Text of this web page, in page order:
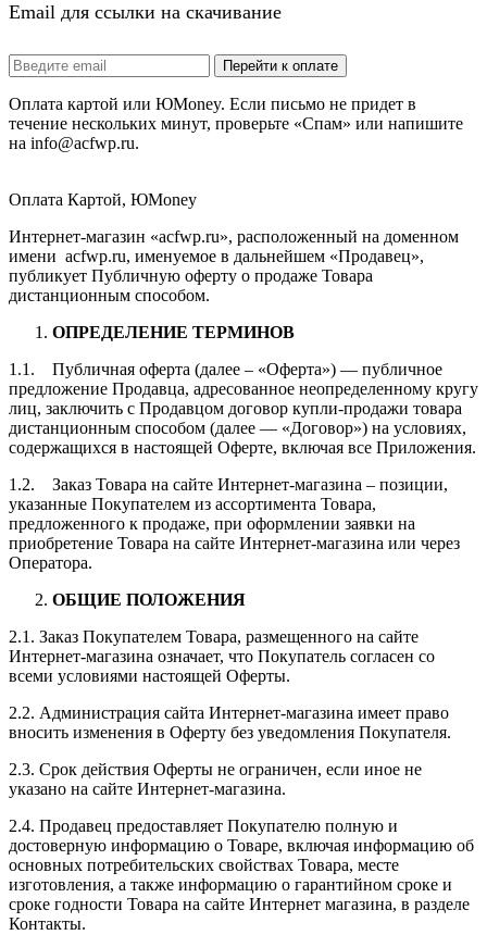
Email для ссылки на скачивание
Оплата картой или ЮMoney. Если письмо не придет в
течение нескольких минут, проверьте «Спам» или напишите
на info@acfwp.ru.
Оплата Картой, ЮMoney
Интернет-магазин «acfwp.ru», расположенный на доменном
имени acfwp.ru, именуемое в дальнейшем «Продавец»,
публикует Публичную оферту о продаже Товара
дистанционным способом.
ОПРЕДЕЛЕНИЕ ТЕРМИНОВ
1.1. Публичная оферта (далее – «Оферта») — публичное
предложение Продавца, адресованное неопределенному кругу
лиц, заключить с Продавцом договор купли-продажи товара
дистанционным способом (далее — «Договор») на условиях,
содержащихся в настоящей Оферте, включая все Приложения.
1.2. Заказ Товара на сайте Интернет-магазина – позиции,
указанные Покупателем из ассортимента Товара,
предложенного к продаже, при оформлении заявки на
приобретение Товара на сайте Интернет-магазина или через
Оператора.
ОБЩИЕ ПОЛОЖЕНИЯ
2.1. Заказ Покупателем Товара, размещенного на сайте
Интернет-магазина означает, что Покупатель согласен со
всеми условиями настоящей Оферты.
2.2. Администрация сайта Интернет-магазина имеет право
вносить изменения в Оферту без уведомления Покупателя.
2.3. Срок действия Оферты не ограничен, если иное не
указано на сайте Интернет-магазина.
2.4. Продавец предоставляет Покупателю полную и
достоверную информацию о Товаре, включая информацию об
основных потребительских свойствах Товара, месте
изготовления, а также информацию о гарантийном сроке и
сроке годности Товара на сайте Интернет магазина, в разделе
Контакты.